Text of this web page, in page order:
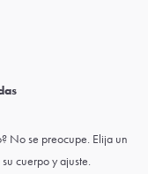
No se preocupe. Elija un
cuerpo y ajuste.